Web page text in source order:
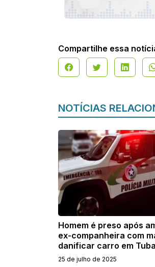
Compartilhe essa
NOTÍCIAS
Homem é preso após
ex-companheira com
danificar carro em
25 de julho de 2025